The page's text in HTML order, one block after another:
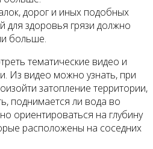
дорог и иных подобных
для здоровья грязи должно
больше.
тематические видео и
Из видео можно узнать, при
затопление территории,
поднимается ли вода во
ориентироваться на глубину
расположены на соседних